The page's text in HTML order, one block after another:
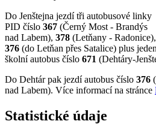
Do Jenštejna jezdí tři autobusové linky
PID číslo 367 (Černý Most - Brandýs
nad Labem), 378 (Letňany - Radonice),
376 (do Letňan přes Satalice) plus jeden
školní autobus číslo 671 (Dehtáry-
Do Dehtár pak jezdí autobus číslo 376
nad Labem). Více informací na stránce
Statistické údaje